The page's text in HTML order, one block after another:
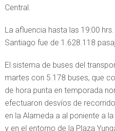
Central.
La afluencia hasta las 19:00
Santiago fue de 1.628.118
El sistema de buses del
martes con 5.178 buses, que
de hora punta en temporada
efectuaron desvíos de
en la Alameda a al poniente a
y en el entorno de la Plaza